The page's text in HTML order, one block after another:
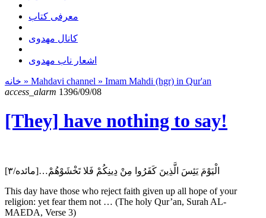
معرفی کتاب
کانال مهدوی
اشعار ناب مهدوی
» Mahdavi channel » Imam Mahdi (hgr) in Qur'an
access_alarm 1396/09/08
[They] have nothing to say!
الْيَوْمَ يَئِسَ الَّذِينَ كَفَرُوا مِنْ دِينِكُمْ فَلا تَخْشَوْهُمْ…[مائده/۳]
This day have those who reject faith given up all hope of your
religion: yet fear them not … (The holy Qur’an, Surah AL-
MAEDA, Verse 3)